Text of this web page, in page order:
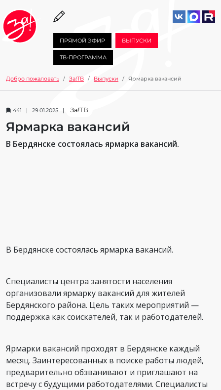
ПРЯМОЙ ЭФИР ВЫПУСКИ
ТВ-ПРОГРАММА
Добро пожаловать За!ТВ Выпуски Ярмарка вакансий
441 | 29.01.2025 | За!ТВ
Ярмарка вакансий
В Бердянске состоялась ярмарка вакансий.
В Бердянске состоялась ярмарка вакансий.
Специалисты центра занятости населения
организовали ярмарку вакансий для жителей
Бердянского района. Цель таких мероприятий —
поддержка как соискателей, так и работодателей.
Ярмарки вакансий проходят в Бердянске каждый
месяц. Заинтересованных в поиске работы людей,
предварительно обзванивают и приглашают на
встречу с будущими работодателями. Специалисты